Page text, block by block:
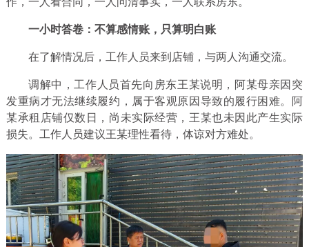
一小时答卷：不算感情账，只算明白账
在了解情况后，工作人员来到店铺，与两人沟通交流。
调解中，工作人员首先向房东王某说明，阿某母亲因突
发重病才无法继续履约，属于客观原因导致的履行困难。阿
某承租店铺仅数日，尚未实际经营，王某也未因此产生实际
损失。工作人员建议王某理性看待，体谅对方难处。